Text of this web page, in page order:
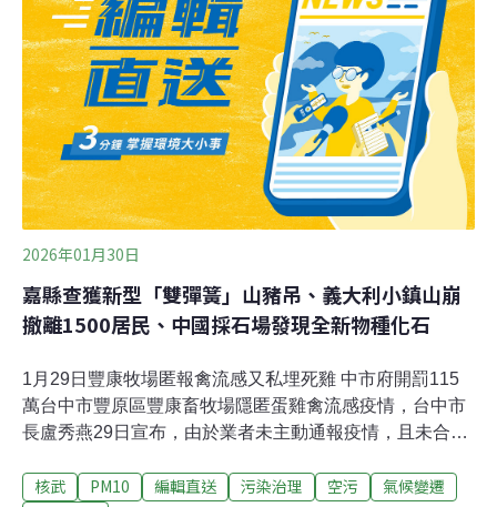
大學在美國化學學會（ACS）期刊《ES&T Air》發表新研
究，比較不同食物以氣炸、淺鍋煎炸或深鍋油炸所產生的
室內空污。結果顯示，冷凍洋蔥圈與培根等高油脂食物炸
後會產生較多污染物。氣炸高脂肪食物所產生的揮發性有
機物（VOCs）較低，僅為深鍋油炸的1/100至1/10。2年
前，伯明罕團隊曾以油脂較少的雞胸肉進行實驗，比較
煎、煮、炒、炸與氣炸五種方式所產
2026年01月30日
嘉縣查獲新型「雙彈簧」山豬吊、義大利小鎮山崩
撤離1500居民、中國採石場發現全新物種化石
1月29日豐康牧場匿報禽流感又私埋死雞 中市府開罰115
萬台中市豐原區豐康畜牧場隱匿蛋雞禽流感疫情，台中市
長盧秀燕29日宣布，由於業者未主動通報疫情，且未合法
萬元。（中央社報導）嘉縣查獲新型「雙彈簧」山豬吊 非
核武 PM10 編輯直送 污染治理 空污
氣候變遷